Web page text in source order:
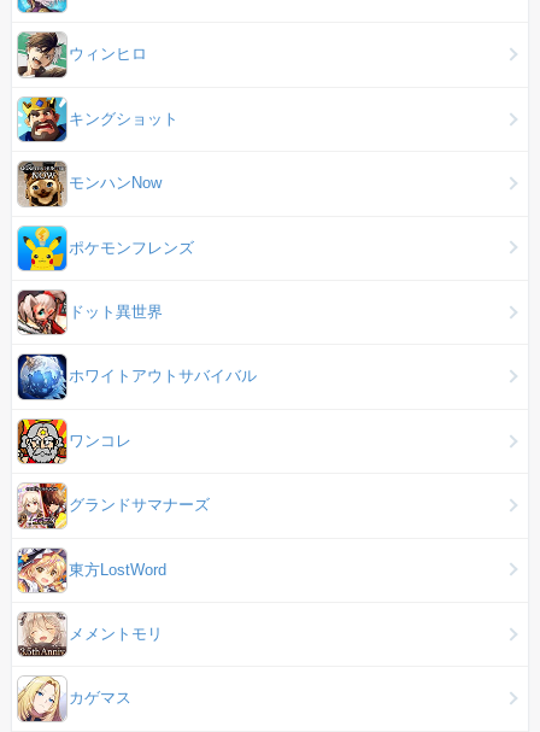
ウィンヒロ
キングショット
モンハンNow
ポケモンフレンズ
ドット異世界
ホワイトアウトサバイバル
ワンコレ
グランドサマナーズ
東方LostWord
メメントモリ
カゲマス